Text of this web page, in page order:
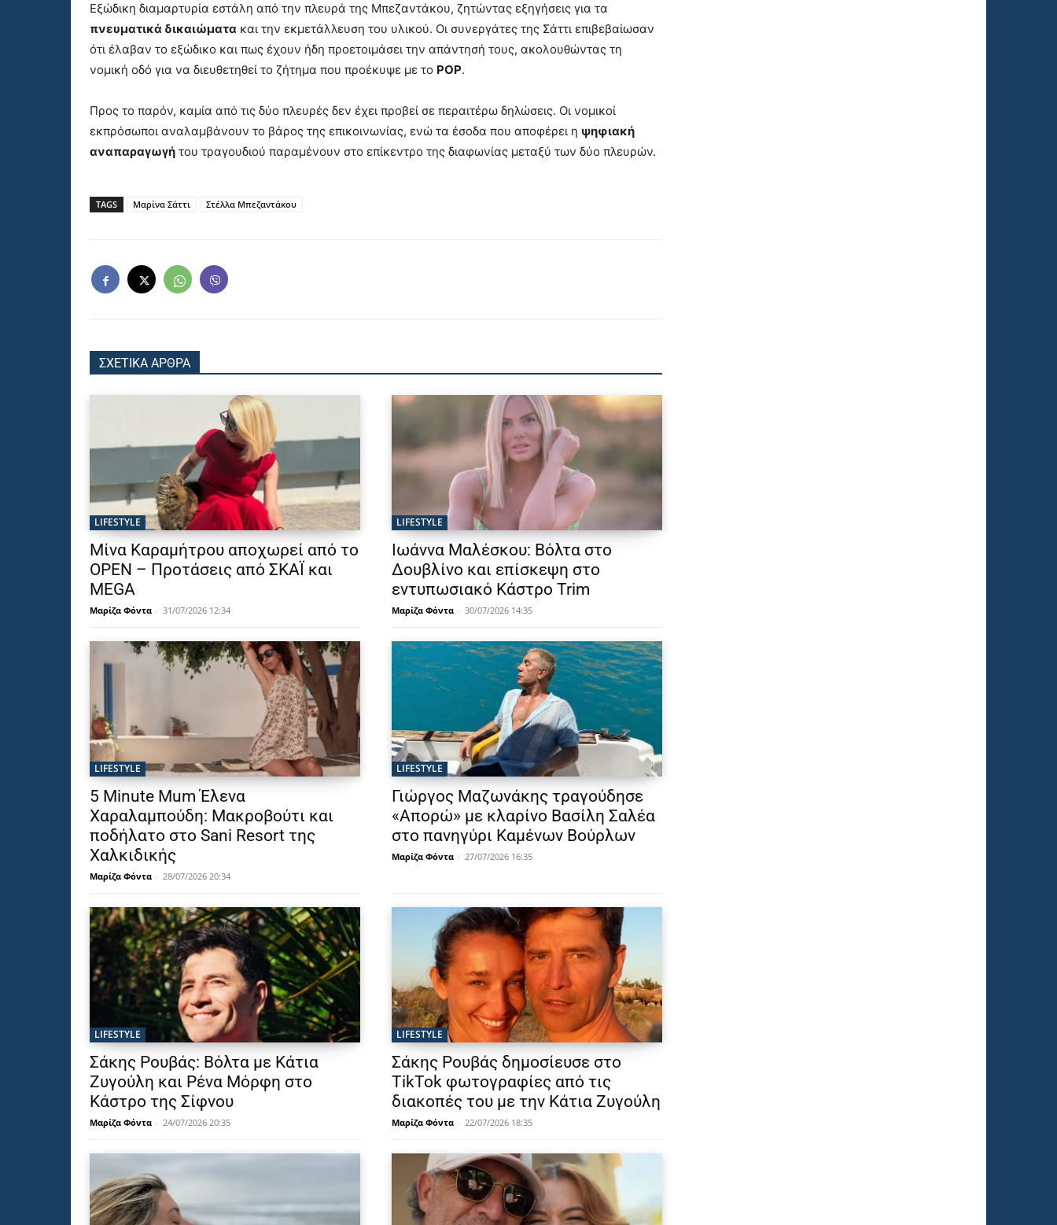
Εξώδικη διαμαρτυρία εστάλη από την πλευρά της Μπεζαντάκου, ζητώντας εξηγήσεις για τα
πνευματικά δικαιώματα και την εκμετάλλευση του υλικού. Οι συνεργάτες της Σάττι επιβεβαίωσαν
ότι έλαβαν το εξώδικο και πως έχουν ήδη προετοιμάσει την απάντησή τους, ακολουθώντας τη
νομική οδό για να διευθετηθεί το ζήτημα που προέκυψε με το POP.
Προς το παρόν, καμία από τις δύο πλευρές δεν έχει προβεί σε περαιτέρω δηλώσεις. Οι νομικοί
εκπρόσωποι αναλαμβάνουν το βάρος της επικοινωνίας, ενώ τα έσοδα που αποφέρει η ψηφιακή
αναπαραγωγή του τραγουδιού παραμένουν στο επίκεντρο της διαφωνίας μεταξύ των δύο πλευρών.
TAGS Μαρίνα Σάττι Στέλλα Μπεζαντάκου
ΣΧΕΤΙΚΑ ΑΡΘΡΑ
LIFESTYLE
Μίνα Καραμήτρου αποχωρεί από το
OPEN – Προτάσεις από ΣΚΑΪ και
MEGA
Μαρίζα Φόντα - 31/07/2026 12:34
LIFESTYLE
Ιωάννα Μαλέσκου: Βόλτα στο
Δουβλίνο και επίσκεψη στο
εντυπωσιακό Κάστρο Trim
Μαρίζα Φόντα - 30/07/2026 14:35
LIFESTYLE
5 Minute Mum Έλενα
Χαραλαμπούδη: Μακροβούτι και
ποδήλατο στο Sani Resort της
Χαλκιδικής
Μαρίζα Φόντα - 28/07/2026 20:34
LIFESTYLE
Γιώργος Μαζωνάκης τραγούδησε
«Απορώ» με κλαρίνο Βασίλη Σαλέα
στο πανηγύρι Καμένων Βούρλων
Μαρίζα Φόντα - 27/07/2026 16:35
LIFESTYLE
Σάκης Ρουβάς: Βόλτα με Κάτια
Ζυγούλη και Ρένα Μόρφη στο
Κάστρο της Σίφνου
Μαρίζα Φόντα - 24/07/2026 20:35
LIFESTYLE
Σάκης Ρουβάς δημοσίευσε στο
TikTok φωτογραφίες από τις
διακοπές του με την Κάτια Ζυγούλη
Μαρίζα Φόντα - 22/07/2026 18:35